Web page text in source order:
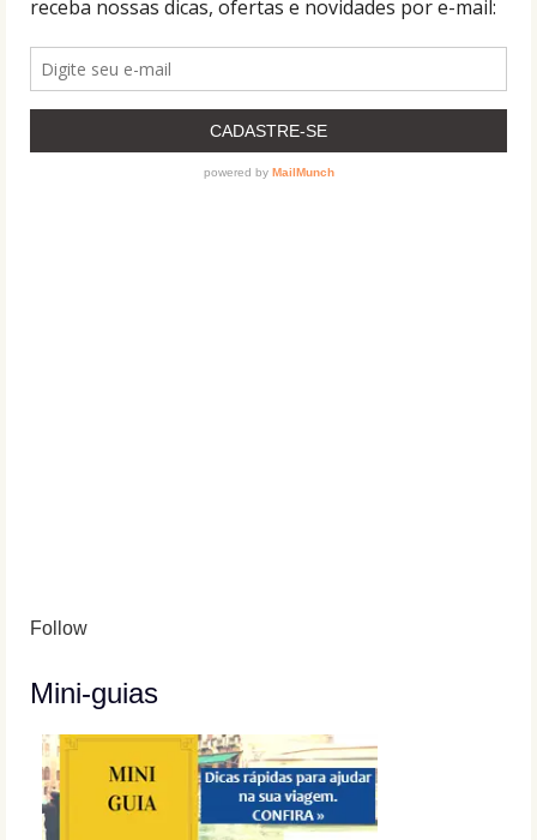
Follow
Mini-guias